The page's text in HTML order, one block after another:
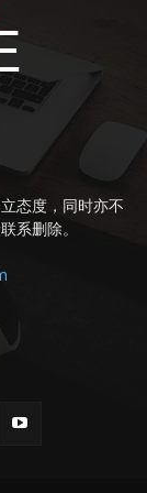
态度，同时亦不
系删除。